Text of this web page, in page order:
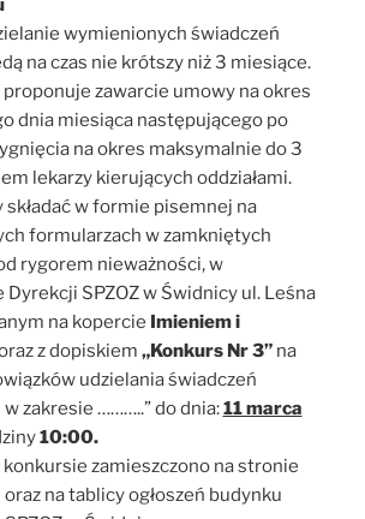
wymienionych świadczeń
na czas nie krótszy niż 3 miesiące.
zawarcie umowy na okres
dnia miesiąca następującego po
na okres maksymalnie do 3
lekarzy kierujących oddziałami.
składać w formie pisemnej na
formularzach w zamkniętych
rygorem nieważności, w
SPZOZ w Świdnicy ul. Leśna
na kopercie Imieniem i
z dopiskiem „Konkurs Nr 3”na
udzielania świadczeń
zakresie ………..” do dnia:11 marca
10:00.
konkursie zamieszczono na stronie
na tablicy ogłoszeń budynku